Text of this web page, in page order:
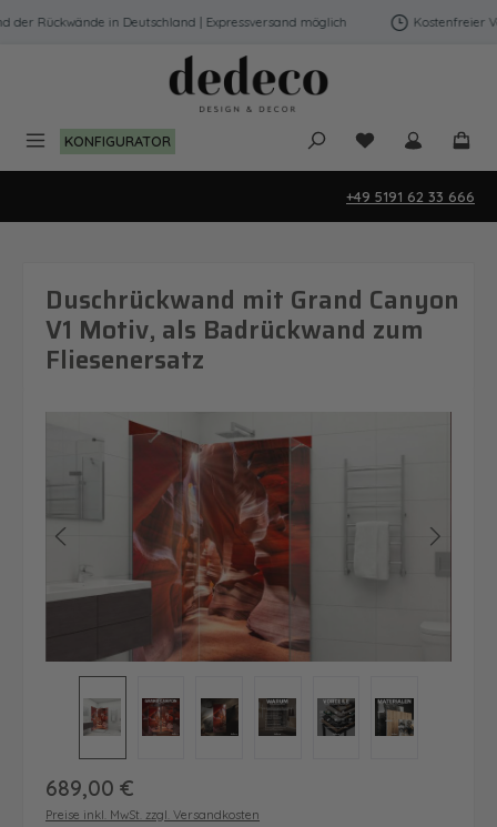
Zum Hauptinhalt springen
Rückwände in Deutschland | Expressversand möglich Kostenfreier
KONFIGURATOR Du hast 0
+49 5191 62 33 666
Duschrückwand mit Grand Canyon
V1 Motiv, als Badrückwand zum
Fliesenersatz
Bildergalerie überspringen
Regulärer Preis:
689,00 €
Preise inkl. MwSt. zzgl. Versandkosten